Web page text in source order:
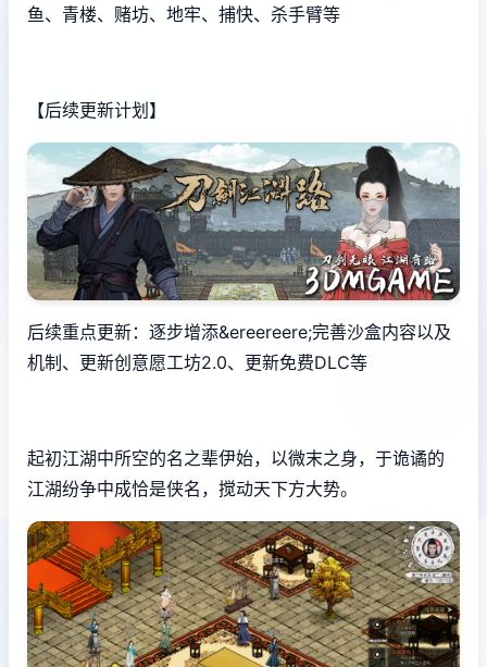
鱼、青楼、赌坊、地牢、捕快、杀手臂等
【后续更新计划】
后续重点更新：逐步增添&ereereere;完善沙盒内容以及
机制、更新创意愿工坊2.0、更新免费DLC等
起初江湖中所空的名之辈伊始，以微末之身，于诡谲的
江湖纷争中成恰是侠名，搅动天下方大势。